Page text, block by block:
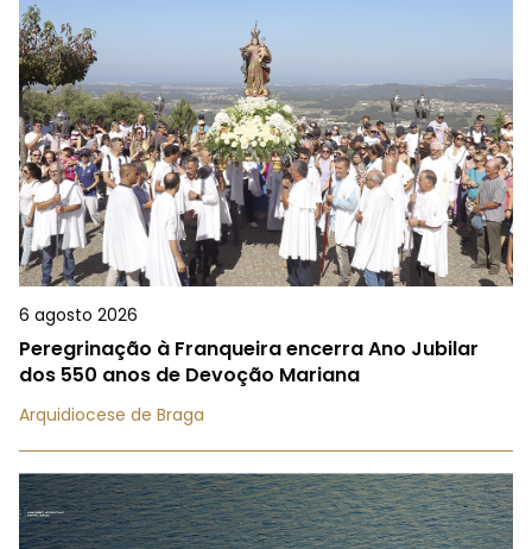
6 agosto 2026
Peregrinação à Franqueira encerra Ano Jubilar
dos 550 anos de Devoção Mariana
Arquidiocese de Braga